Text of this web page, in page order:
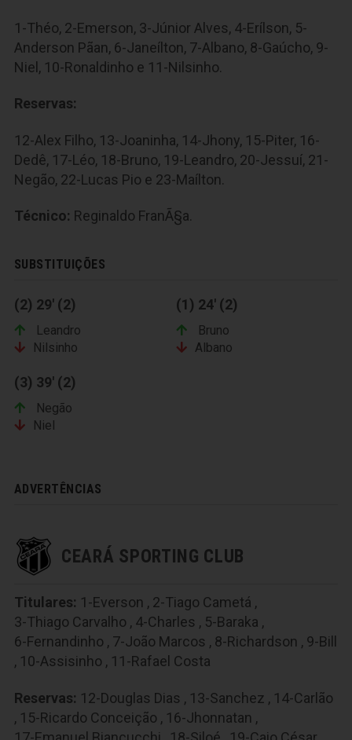
1-Théo, 2-Emerson, 3-Júnior Alves, 4-Erílson, 5-
Anderson Pãan, 6-Janeílton, 7-Albano, 8-Gaúcho, 9-
Niel, 10-Ronaldinho e 11-Nilsinho.
Reservas:
12-Alex Filho, 13-Joaninha, 14-Jhony, 15-Piter, 16-
Dedê, 17-Léo, 18-Bruno, 19-Leandro, 20-Jessuí, 21-
Negão, 22-Lucas Pio e 23-Maílton.
Técnico: Reginaldo FranÃ§a.
SUBSTITUIÇÕES
(2) 29' (2)
Leandro
Nilsinho
(1) 24' (2)
Bruno
Albano
(3) 39' (2)
Negão
Niel
ADVERTÊNCIAS
CEARÁ SPORTING CLUB
Titulares: 1-Everson , 2-Tiago Cametá ,
3-Thiago Carvalho , 4-Charles , 5-Baraka ,
6-Fernandinho , 7-João Marcos , 8-Richardson , 9-Bill
, 10-Assisinho , 11-Rafael Costa
Reservas: 12-Douglas Dias , 13-Sanchez , 14-Carlão
, 15-Ricardo Conceição , 16-Jhonnatan ,